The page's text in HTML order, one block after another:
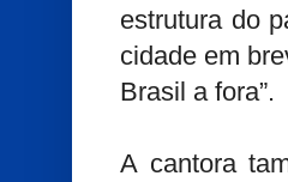
estrutura do
cidade em
Brasil a fora”.
A cantora